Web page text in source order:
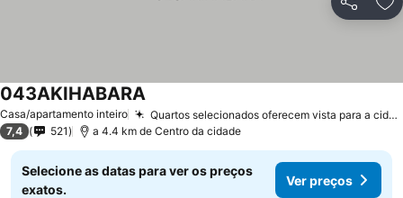
Partilhar
Casa/apartamento inteiro Quartos selecionados oferecem vista para a cidade
043AKIHABARA
7,4 521 a 4.4 km de Centro da cidade
Selecione as datas para ver os preços
exatos.
Ver preços